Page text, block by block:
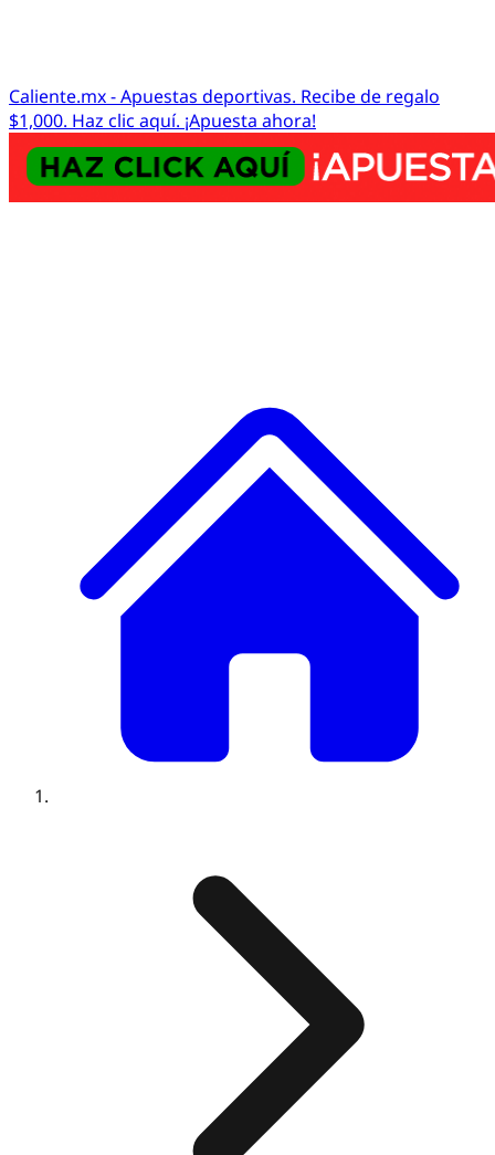
Caliente.mx - Apuestas deportivas. Recibe de regalo
$1,000. Haz clic aquí. ¡Apuesta ahora!